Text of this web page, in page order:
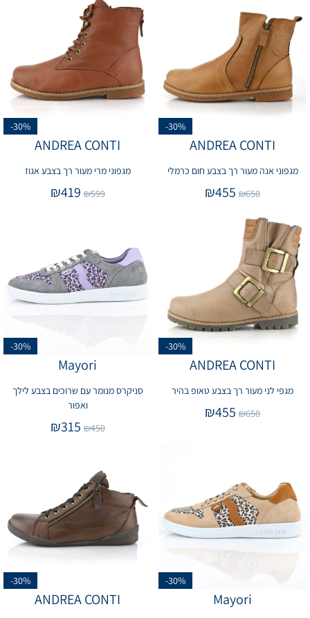
-30%
ANDREA CONTI
מגפוני אנה מעור רך בצבע חום כרמלי
₪650
₪455
-30%
ANDREA CONTI
מגפוני מרי מעור רך בצבע אגוז
₪599
₪419
-30%
ANDREA CONTI
מגפי לני מעור רך בצבע טאופ בהיר
₪650
₪455
-30%
Mayori
סניקרס מנומר עם שרוכים בצבע לילך
ואפור
₪450
₪315
-30%
Mayori
-30%
ANDREA CONTI